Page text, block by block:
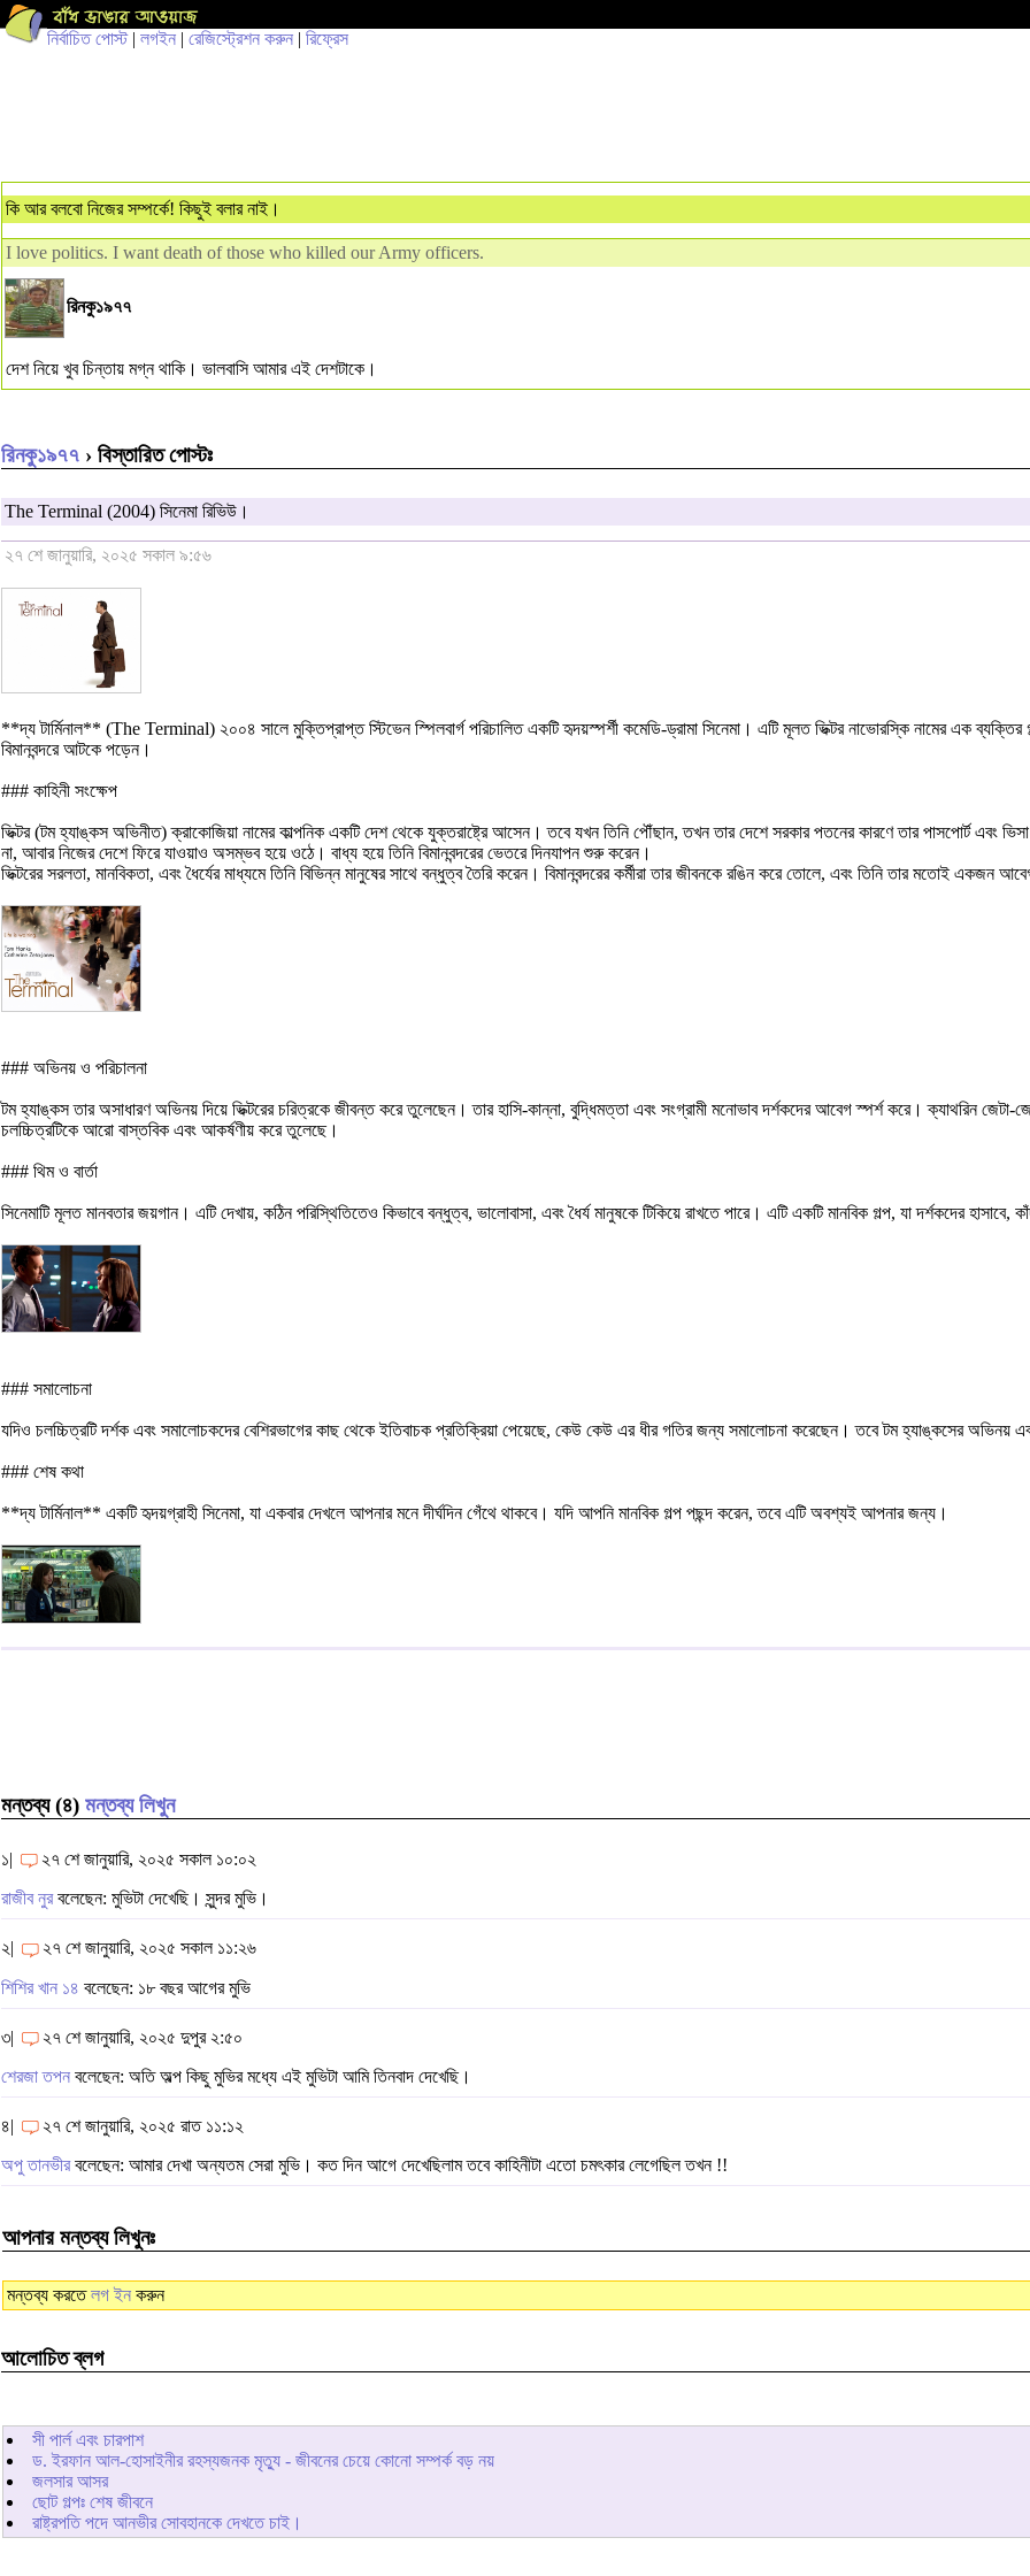
নির্বাচিত পোস্ট| লগইন | রেজিস্ট্রেশন করুন | রিফ্রেস
কি আর বলবো নিজের সম্পর্কে! কিছুই বলার নাই।
I love politics. I want death of those who killed our Army officers.
রিনকু১৯৭৭
দেশ নিয়ে খুব চিন্তায় মগ্ন থাকি। ভালবাসি আমার এই দেশটাকে।
রিনকু১৯৭৭ › বিস্তারিত পোস্টঃ
The Terminal (2004) সিনেমা রিভিউ।
২৭ শে জানুয়ারি, ২০২৫ সকাল ৯:৫৬
**দ্য টার্মিনাল** (The Terminal) ২০০৪ সালে মুক্তিপ্রাপ্ত স্টিভেন স্পিলবার্গ পরিচালিত একটি হৃদয়স্পর্শী কমেডি-ড্রামা সিনেমা। এটি মূলত ভিক্টর নাভোরস্কি নামের এক
বিমানবন্দরে আটকে পড়েন।
### কাহিনী সংক্ষেপ
ভিক্টর (টম হ্যাঙ্কস অভিনীত) ক্রাকোজিয়া নামের কাল্পনিক একটি দেশ থেকে যুক্তরাষ্ট্রে আসেন। তবে যখন তিনি পৌঁছান, তখন তার দেশে সরকার পতনের কারণে তার পাসপোর্ট এবং
না, আবার নিজের দেশে ফিরে যাওয়াও অসম্ভব হয়ে ওঠে। বাধ্য হয়ে তিনি বিমানবন্দরের ভেতরে দিনযাপন শুরু করেন।
ভিক্টরের সরলতা, মানবিকতা, এবং ধৈর্যের মাধ্যমে তিনি বিভিন্ন মানুষের সাথে বন্ধুত্ব তৈরি করেন। বিমানবন্দরের কর্মীরা তার জীবনকে রঙিন করে তোলে, এবং তিনি তার মতোই
### অভিনয় ও পরিচালনা
টম হ্যাঙ্কস তার অসাধারণ অভিনয় দিয়ে ভিক্টরের চরিত্রকে জীবন্ত করে তুলেছেন। তার হাসি-কান্না, বুদ্ধিমত্তা এবং সংগ্রামী মনোভাব দর্শকদের আবেগ স্পর্শ করে। ক্যাথরিন জেটা-
চলচ্চিত্রটিকে আরো বাস্তবিক এবং আকর্ষণীয় করে তুলেছে।
### থিম ও বার্তা
সিনেমাটি মূলত মানবতার জয়গান। এটি দেখায়, কঠিন পরিস্থিতিতেও কিভাবে বন্ধুত্ব, ভালোবাসা, এবং ধৈর্য মানুষকে টিকিয়ে রাখতে পারে। এটি একটি মানবিক গল্প, যা দর্শকদের হাসাবে,
### সমালোচনা
যদিও চলচ্চিত্রটি দর্শক এবং সমালোচকদের বেশিরভাগের কাছ থেকে ইতিবাচক প্রতিক্রিয়া পেয়েছে, কেউ কেউ এর ধীর গতির জন্য সমালোচনা করেছেন। তবে টম হ্যাঙ্কসের অভিনয়
### শেষ কথা
**দ্য টার্মিনাল** একটি হৃদয়গ্রাহী সিনেমা, যা একবার দেখলে আপনার মনে দীর্ঘদিন গেঁথে থাকবে। যদি আপনি মানবিক গল্প পছন্দ করেন, তবে এটি অবশ্যই আপনার জন্য।
মন্তব্য (৪) মন্তব্য লিখুন
১| ২৭ শে জানুয়ারি, ২০২৫ সকাল ১০:০২
রাজীব নুরবলেছেন: মুভিটা দেখেছি। সুন্দর মুভি।
২| ২৭ শে জানুয়ারি, ২০২৫ সকাল ১১:২৬
শিশির খান ১৪ বলেছেন: ১৮ বছর আগের মুভি
৩| ২৭ শে জানুয়ারি, ২০২৫ দুপুর ২:৫০
শেরজা তপন বলেছেন: অতি অল্প কিছু মুভির মধ্যে এই মুভিটা আমি তিনবাদ দেখেছি।
৪| ২৭ শে জানুয়ারি, ২০২৫ রাত ১১:১২
অপু তানভীরবলেছেন: আমার দেখা অন্যতম সেরা মুভি। কত দিন আগে দেখেছিলাম তবে কাহিনীটা এতো চমৎকার লেগেছিল তখন !!
আপনার মন্তব্য লিখুনঃ
মন্তব্য করতেলগ ইন করুন
আলোচিত ব্লগ
সী পার্ল এবং চারপাশ
ড. ইরফান আল-হোসাইনীর রহস্যজনক মৃত্যু - জীবনের চেয়ে কোনো সম্পর্ক বড় নয়
জলসার আসর
ছোট গল্পঃ শেষ জীবনে
রাষ্ট্রপতি পদে আনভীর সোবহানকে দেখতে চাই।